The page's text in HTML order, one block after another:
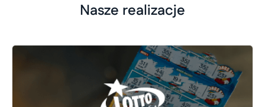
Nasze realizacje